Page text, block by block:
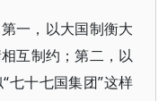
一，以大国制衡大
互制约；第二，以
七十七国集团”这样